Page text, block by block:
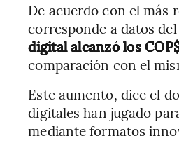
De acuerdo con el más
corresponde a datos
digital alcanzó los
comparación con el
Este aumento, dice el
digitales han jugado
mediante formatos